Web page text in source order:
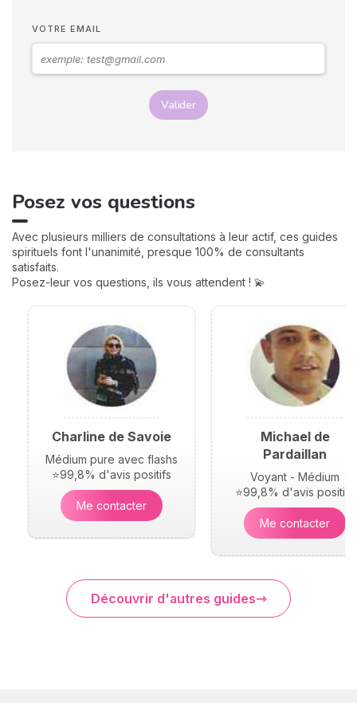
VOTRE EMAIL
Valider
Posez vos questions
Avec plusieurs milliers de consultations à leur actif, ces guides
spirituels font l'unanimité, presque 100% de consultants
satisfaits.
Posez-leur vos questions, ils vous attendent ! 💫
Charline de Savoie
Médium pure avec flashs
⭐99,8% d'avis positifs
Me contacter
Michael de
Pardaillan
Voyant - Médium
⭐99,8% d'avis positifs
Me contacter
Découvrir d'autres guides